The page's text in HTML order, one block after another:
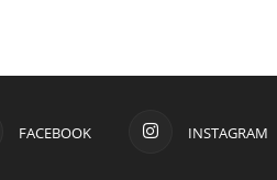
FACEBOOK INSTAGRAM